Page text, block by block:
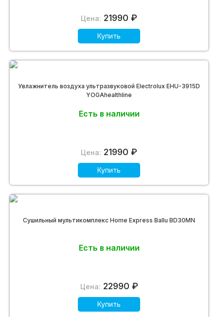
Цена: 21990 ₽
Купить
Увлажнитель воздуха ультразвуковой Electrolux EHU-3915D
YOGAhealthline
Есть в наличии
Цена: 21990 ₽
Купить
Сушильный мультикомплекс Home Express Ballu BD30MN
Есть в наличии
Цена: 22990 ₽
Купить